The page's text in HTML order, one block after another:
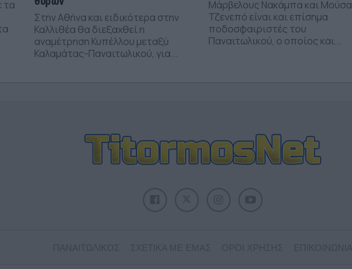
τα
Στην Αθήνα και ειδικότερα στην
Καλλιθέα θα διεξαχθεί η
αναμέτρηση Κυπέλλου μεταξύ
Καλαμάτας-Παναιτωλικού, για...
Μάρβελους Νακάμπα και Μούσα
Τζενεπό είναι και επίσημα
ποδοσφαιριστές του
Παναιτωλικού, ο οποίος και...